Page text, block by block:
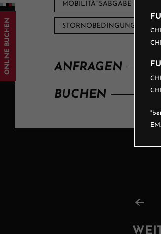
MOBILITÄTSABGABE
STORNOBEDINGUNGEN
ANFRAGEN
BUCHEN
ONLINE BUCHEN